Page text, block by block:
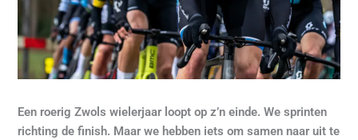
Een roerig Zwols wielerjaar loopt op z’n einde. We sprinten
richting de finish. Maar we hebben iets om samen naar uit te